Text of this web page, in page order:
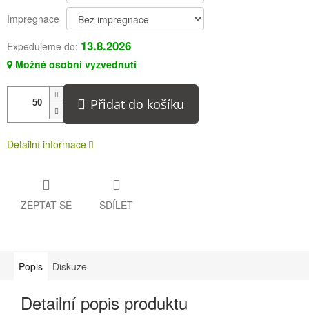
Impregnace
Expedujeme do: 13.8.2026
Možné osobní vyzvednutí
Přidat do košíku
Detailní informace
ZEPTAT SE SDÍLET
Popis Diskuze
Detailní popis produktu